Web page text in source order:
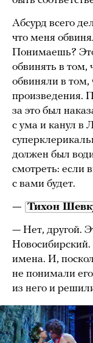
Абсурд всего
что меня
Понимаешь? Это
обвинять в том,
обвиняли в том,
произведения.
за это был
с ума и канул в
должен был
смотреть: если
с вами будет.
— Тихон
— Нет, другой.
Новосибирский.
имена. И,
не понимали
из него и